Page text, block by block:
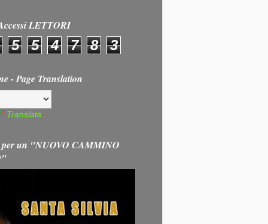
LETTORI
5 5 4 7 8 3
- Page Translation
Translate
per un "NUOVO CAMMINO